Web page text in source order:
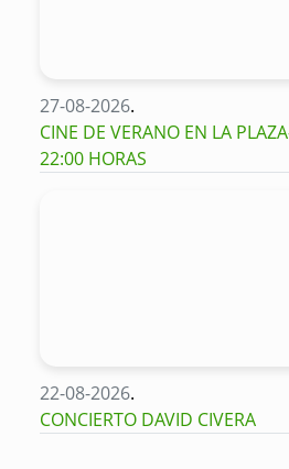
27-08-2026.
CINE DE VERANO EN LA
22:00 HORAS
22-08-2026.
CONCIERTO DAVID CIVERA